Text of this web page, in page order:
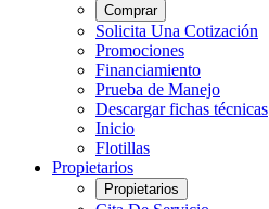
Comprar
Solicita Una Cotización
Promociones
Financiamiento
Prueba de Manejo
Descargar fichas técnicas
Inicio
Flotillas
Propietarios
Propietarios